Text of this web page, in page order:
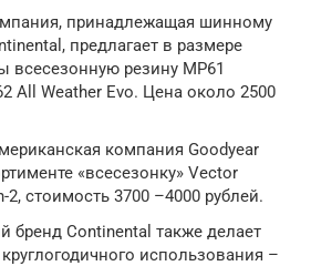
принадлежащая шинному
предлагает в размере
резину MP61
All Weather Evo. Цена около 2500
компания Goodyear
«всесезонку» Vector
2, стоимость 3700 –4000 рублей.
бренд Continental также делает
использования –